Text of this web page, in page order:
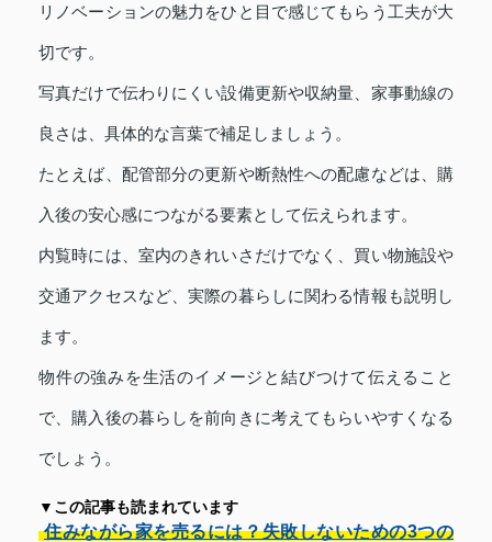
リノベーションの魅力をひと目で感じてもらう工夫が大
切です。
写真だけで伝わりにくい設備更新や収納量、家事動線の
良さは、具体的な言葉で補足しましょう。
たとえば、配管部分の更新や断熱性への配慮などは、購
入後の安心感につながる要素として伝えられます。
内覧時には、室内のきれいさだけでなく、買い物施設や
交通アクセスなど、実際の暮らしに関わる情報も説明し
ます。
物件の強みを生活のイメージと結びつけて伝えること
で、購入後の暮らしを前向きに考えてもらいやすくなる
でしょう。
▼この記事も読まれています
住みながら家を売るには？失敗しないための3つの